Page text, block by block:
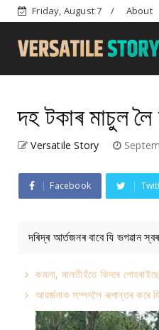
Friday, August 7 About
দহ টকাৰ মাচুল লৈ
Versatile Story
Facebook
দৰিদ্ৰ আৰ্তজনৰ বাবে যি ভগৱান
কমলা, মালতীহঁতে কিদৰে
আৱৰ্জনাক সম্পদলৈ ৰূপান্তৰ কৰে